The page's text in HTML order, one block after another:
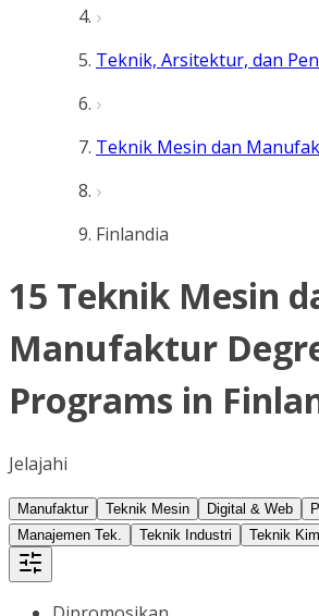
Teknik, Arsitektur, dan
Teknik Mesin dan
Finlandia
15 Teknik Mesin
Manufaktur
Programs in
Jelajahi
Manufaktur Teknik Mesin Digital & Web
Manajemen Tek.
Teknik Industri Teknik